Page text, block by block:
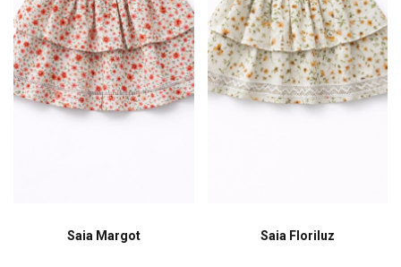
Saia Margot Saia Floriluz